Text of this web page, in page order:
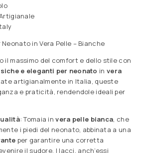
in Vera Pelle – Bianche
il massimo del comfort e dello stile con
e eleganti per neonato in vera
artigianalmente in Italia, queste
e praticità, rendendole ideali per
: Tomaia invera pelle bianca, che
i piedi del neonato, abbinata a una
per garantire una corretta
il sudore. I lacci, anch’essi